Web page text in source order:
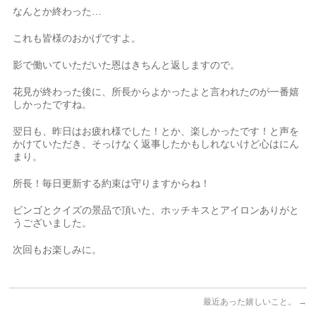
なんとか終わった…
これも皆様のおかげですよ。
影で働いていただいた恩はきちんと返しますので。
花見が終わった後に、所長からよかったよと言われたのが一番嬉
しかったですね。
翌日も、昨日はお疲れ様でした！とか、楽しかったです！と声を
かけていただき、そっけなく返事したかもしれないけど心はにん
まり。
所長！毎日更新する約束は守りますからね！
ビンゴとクイズの景品で頂いた、ホッチキスとアイロンありがと
うございました。
次回もお楽しみに。
最近あった嬉しいこと。 →